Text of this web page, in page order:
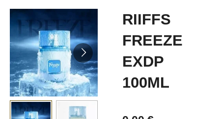
RIIFFS
FREEZE
EXDP
100ML